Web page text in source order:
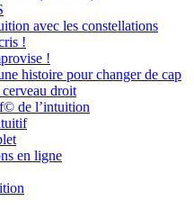
avec les constellations
!
!
histoire pour changer de cap
droit
de l’intuition
en ligne